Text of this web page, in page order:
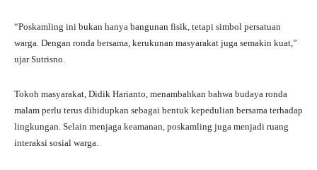
“Poskamling ini bukan hanya bangunan fisik, tetapi simbol persatuan
warga. Dengan ronda bersama, kerukunan masyarakat juga semakin kuat,”
ujar Sutrisno.
Tokoh masyarakat, Didik Harianto, menambahkan bahwa budaya ronda
malam perlu terus dihidupkan sebagai bentuk kepedulian bersama terhadap
lingkungan. Selain menjaga keamanan, poskamling juga menjadi ruang
interaksi sosial warga.